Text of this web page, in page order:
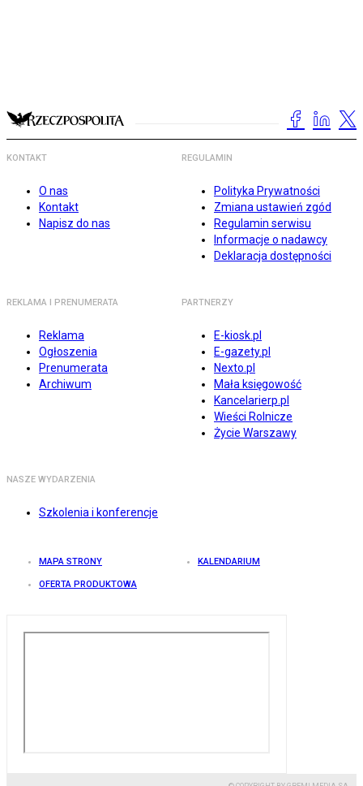
KONTAKT
O nas
Kontakt
Napisz do nas
REGULAMIN
Polityka Prywatności
Zmiana ustawień zgód
Regulamin serwisu
Informacje o nadawcy
Deklaracja dostępności
REKLAMA I PRENUMERATA
Reklama
Ogłoszenia
Prenumerata
Archiwum
PARTNERZY
E-kiosk.pl
E-gazety.pl
Nexto.pl
Mała księgowość
Kancelarierp.pl
Wieści Rolnicze
Życie Warszawy
NASZE WYDARZENIA
Szkolenia i konferencje
MAPA STRONY KALENDARIUM
OFERTA PRODUKTOWA